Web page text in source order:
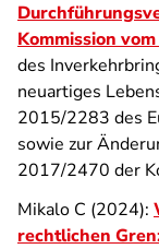
Kommission
des
neuartiges
2015/2283 des
sowie zur
2017/2470 der
Mikalo C (2024):
rechtlichen